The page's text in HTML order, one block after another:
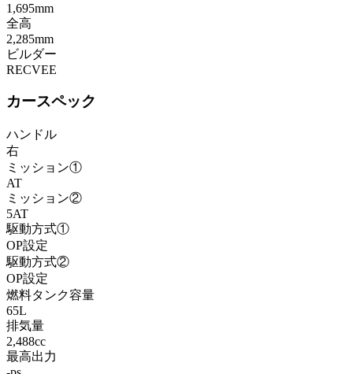
1,695mm
全高
2,285mm
ビルダー
RECVEE
カースペック
ハンドル
右
ミッション①
AT
ミッション②
5AT
駆動方式①
OP設定
駆動方式②
OP設定
燃料タンク容量
65L
排気量
2,488cc
最高出力